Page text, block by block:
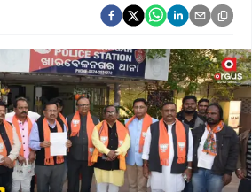
Argus Chalo Dekhein Apna Desh